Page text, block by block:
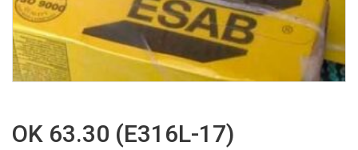
OK 63.30 (E316L-17)